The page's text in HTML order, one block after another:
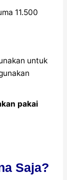
11.500
untuk
pakai
Saja?